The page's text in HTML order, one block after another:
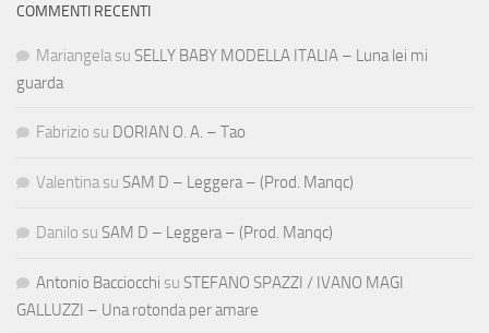
COMMENTI RECENTI
Mariangela su SELLY BABY MODELLA ITALIA – Luna lei mi
guarda
Fabrizio su DORIAN O. A. – Tao
Valentina su SAM D – Leggera – (Prod. Manqc)
Danilo su SAM D – Leggera – (Prod. Manqc)
Antonio Bacciocchi su STEFANO SPAZZI / IVANO MAGI
GALLUZZI – Una rotonda per amare